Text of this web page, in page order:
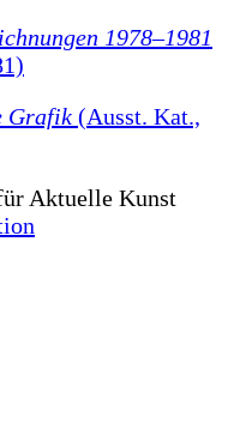
1978–1981
Grafik (Ausst. Kat.,
Aktuelle Kunst